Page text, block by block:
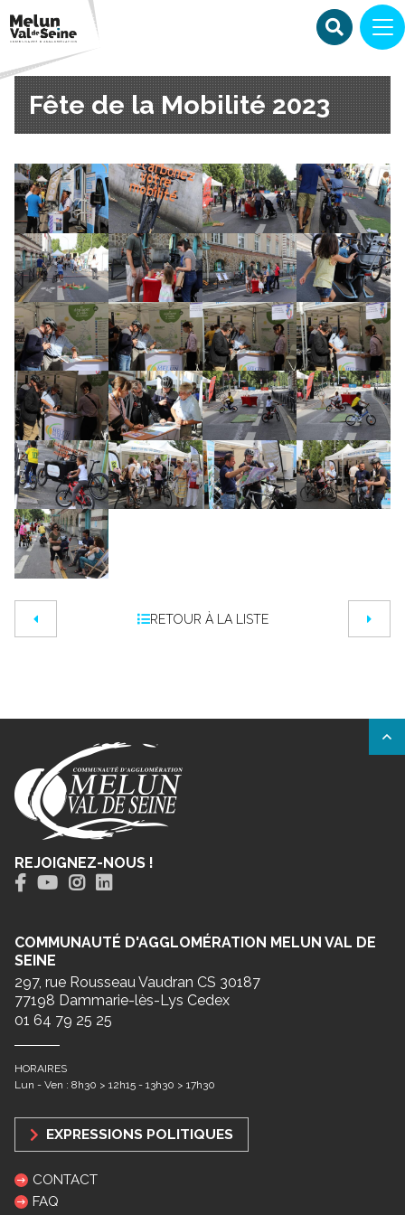
Fête de la Mobilité 2023
RETOUR À LA LISTE
REJOIGNEZ-NOUS !
COMMUNAUTÉ D'AGGLOMÉRATION MELUN VAL DE
SEINE
297, rue Rousseau Vaudran CS 30187
77198 Dammarie-lès-Lys Cedex
01 64 79 25 25
HORAIRES
Lun - Ven : 8h30 > 12h15 - 13h30 > 17h30
EXPRESSIONS POLITIQUES
CONTACT
FAQ